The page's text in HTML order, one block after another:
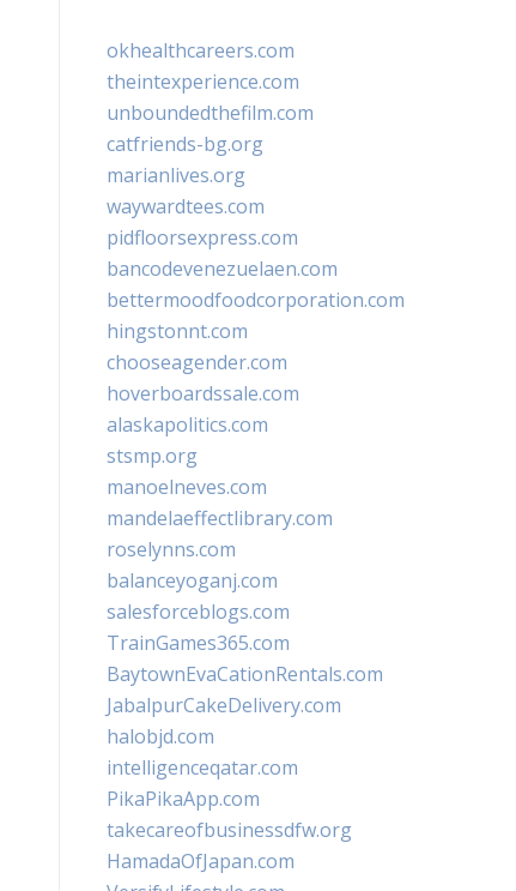
okhealthcareers.com
theintexperience.com
unboundedthefilm.com
catfriends-bg.org
marianlives.org
waywardtees.com
pidfloorsexpress.com
bancodevenezuelaen.com
bettermoodfoodcorporation.com
hingstonnt.com
chooseagender.com
hoverboardssale.com
alaskapolitics.com
stsmp.org
manoelneves.com
mandelaeffectlibrary.com
roselynns.com
balanceyoganj.com
salesforceblogs.com
TrainGames365.com
BaytownEvaCationRentals.com
JabalpurCakeDelivery.com
halobjd.com
intelligenceqatar.com
PikaPikaApp.com
takecareofbusinessdfw.org
HamadaOfJapan.com